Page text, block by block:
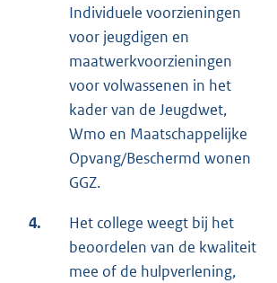
Individuele voorzieningen
voor jeugdigen en
maatwerkvoorzieningen
voor volwassenen in het
kader van de Jeugdwet,
Wmo en Maatschappelijke
Opvang/Beschermd wonen
GGZ.
4.
Het college weegt bij het
beoordelen van de kwaliteit
mee of de hulpverlening,